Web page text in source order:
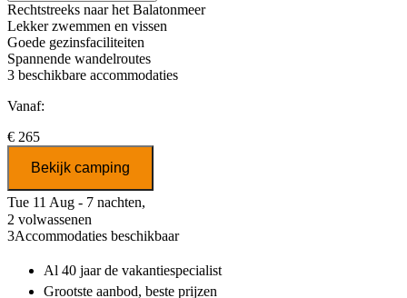
Rechtstreeks naar het Balatonmeer
Lekker zwemmen en vissen
Goede gezinsfaciliteiten
Spannende wandelroutes
3 beschikbare accommodaties
Vanaf:
€ 265
Bekijk camping
Tue 11 Aug - 7 nachten,
2 volwassenen
3Accommodaties beschikbaar
Al 40 jaarde vakantiespecialist
Grootste aanbod, beste prijzen